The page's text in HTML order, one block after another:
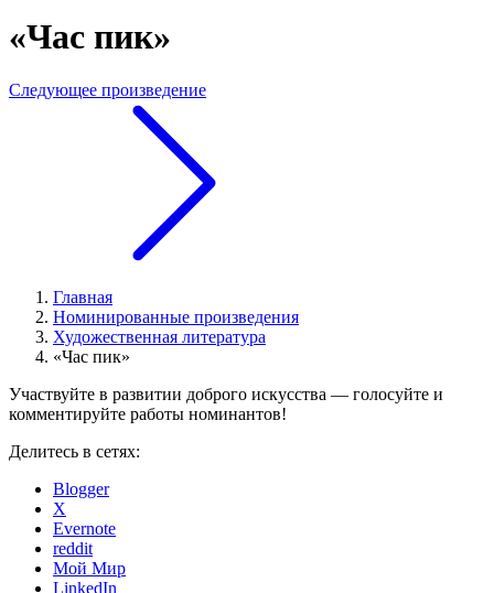
«Час пик»
Следующее произведение
Главная
Номинированные произведения
Художественная литература
«Час пик»
Участвуйте в развитии доброго искусства — голосуйте и
комментируйте работы номинантов!
Делитесь в сетях:
Blogger
X
Evernote
reddit
Мой Мир
LinkedIn